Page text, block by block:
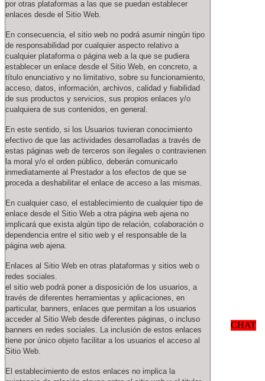
CHAT
por otras plataformas a las que se puedan establecer
enlaces desde el Sitio Web.
En consecuencia, el sitio web no podrá asumir ningún tipo
de responsabilidad por cualquier aspecto relativo a
cualquier plataforma o página web a la que se pudiera
establecer un enlace desde el Sitio Web, en concreto, a
título enunciativo y no limitativo, sobre su funcionamiento,
acceso, datos, información, archivos, calidad y fiabilidad
de sus productos y servicios, sus propios enlaces y/o
cualquiera de sus contenidos, en general.
En este sentido, si los Usuarios tuvieran conocimiento
efectivo de que las actividades desarrolladas a través de
estas páginas web de terceros son ilegales o contravienen
la moral y/o el orden público, deberán comunicarlo
inmediatamente al Prestador a los efectos de que se
proceda a deshabilitar el enlace de acceso a las mismas.
En cualquier caso, el establecimiento de cualquier tipo de
enlace desde el Sitio Web a otra página web ajena no
implicará que exista algún tipo de relación, colaboración o
dependencia entre el sitio web y el responsable de la
página web ajena.
Enlaces al Sitio Web en otras plataformas y sitios web o
redes sociales.
el sitio web podrá poner a disposición de los usuarios, a
través de diferentes herramientas y aplicaciones, en
particular, banners, enlaces que permitan a los usuarios
acceder al Sitio Web desde diferentes páginas, o incluso
banners en redes sociales. La inclusión de estos enlaces
tiene por único objeto facilitar a los usuarios el acceso al
Sitio Web.
El establecimiento de estos enlaces no implica la